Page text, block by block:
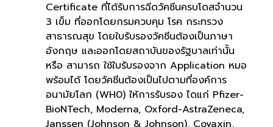
Certificate ที่ได้รับการฉีดวัคซีนครบโดสจำนวน
3 เข็ม ที่ออกโดยกรมควบคุม โรค กระทรวง
สาธารณสุข โดยใบรับรองวัคชีนต้องเป็นภาษา
อังกฤษ และออกโดยสถาบันของรัฐบาลเท่านั้น
หรือ สามารถ ใช้ใบรับรองจาก Application หมอ
พร้อมได้ โดยวัคชีนต้องเป็นไปตามที่องค์การ
อนามัยโลก (WH0) ให้การรับรอง ไดแก่ Pfizer-
BioNTech, Moderna, Oxford-AstraZeneca,
Janssen (Johnson & Johnson), Covaxin,